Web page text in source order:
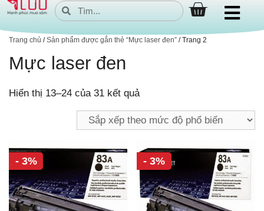
Trang chủ /Sản phẩm được gắn thẻ “Mực laser đen” / Trang 2
Mực laser đen
Hiển thị 13–24 của 31 kết quả
- 3% - 3%